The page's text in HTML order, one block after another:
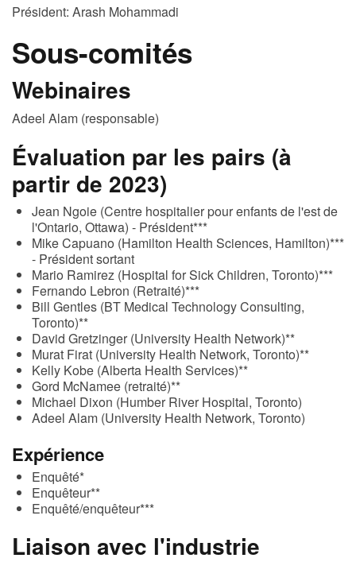
Président: Arash Mohammadi
Sous-comités
Webinaires
Adeel Alam (responsable)
Évaluation par les pairs (à
partir de 2023)
Jean Ngoie (Centre hospitalier pour enfants de l'est de
l'Ontario, Ottawa) - Président***
Mike Capuano (Hamilton Health Sciences, Hamilton)***
- Président sortant
Mario Ramirez (Hospital for Sick Children, Toronto)***
Fernando Lebron (Retraité)***
Bill Gentles (BT Medical Technology Consulting,
Toronto)**
David Gretzinger (University Health Network)**
Murat Firat (University Health Network, Toronto)**
Kelly Kobe (Alberta Health Services)**
Gord McNamee (retraité)**
Michael Dixon (Humber River Hospital, Toronto)
Adeel Alam (University Health Network, Toronto)
Expérience
Enquêté*
Enquêteur**
Enquêté/enquêteur***
Liaison avec l'industrie